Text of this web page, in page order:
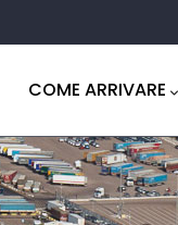
COME ARRIVARE